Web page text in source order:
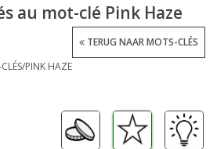
au mot-clé Pink Haze
/PINK HAZE
TERUG NAAR MOTS-CLÉS